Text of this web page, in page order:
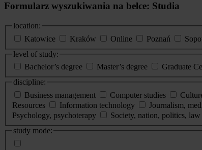
Formularz wyszukiwania na belce: Studia
location:
Katowice
Kraków Online Poznań
level of study:
Bachelor’s degree
Master’s degree Graduate
discipline:
Business management
Computer studies
Resources
Information technology Journalism,
Psychology, psychoterapy
Society, nation, politics, law
study mode: